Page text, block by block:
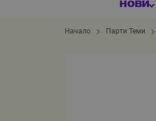
НОВИ
Начало Парти Теми